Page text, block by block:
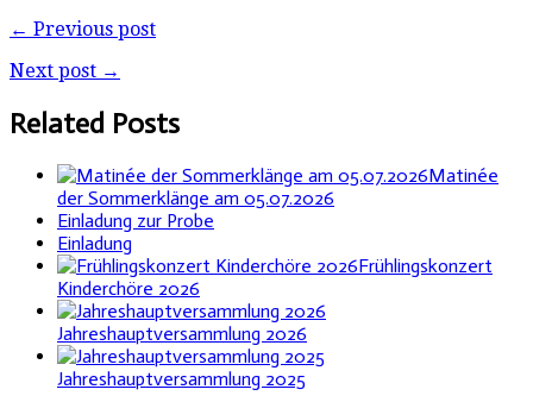
← Previous post
Next post →
Related Posts
Matinée
der Sommerklänge am 05.07.2026
Einladung zur Probe
Einladung
Frühlingskonzert
Kinderchöre 2026
Jahreshauptversammlung 2026
Jahreshauptversammlung 2025